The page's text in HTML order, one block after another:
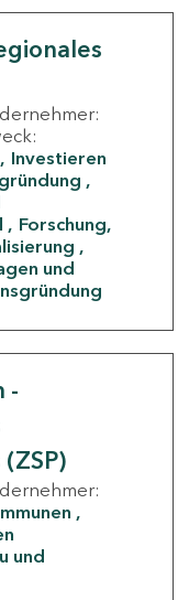
Investieren
Forschung,
und
-
und